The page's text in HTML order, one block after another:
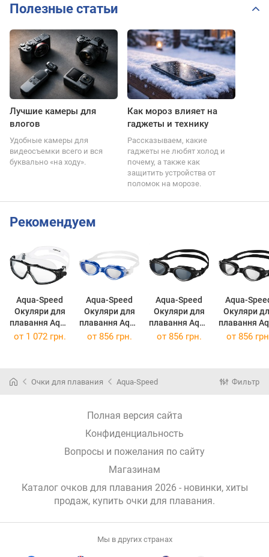
Полезные статьи
Лучшие камеры для
влогов
Удобные камеры для
видеосъемки всего и вся
буквально «на ходу».
Как мороз влияет на
гаджеты и технику
Рассказываем, какие
гаджеты не любят холод и
почему, а также как
защитить устройства от
поломок на морозе.
Рекомендуем
Aqua-Speed
Окуляри для
плавання Aqua
Speed Sirocco
Aqua-Speed
Окуляри для
плавання Aqua
Speed Pacific
(015-01)
Aqua-Speed
Окуляри для
плавання Aqua
Speed Pacific
Aqua-
Окуляри
плавання
Speed
(015-07)
от 1 072 грн. от 856 грн. от 856 грн. от 856
Очки для плавания Aqua-Speed Фильтр
Полная версия сайта
Конфиденциальность
Вопросы и пожелания по сайту
Магазинам
Каталог очков для плавания 2026 - новинки, хиты
продаж, купить очки для плавания.
Мы в других странах